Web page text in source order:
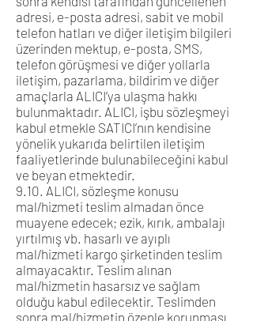
adresi, e-posta adresi, sabit ve mobil
telefon hatları ve diğer iletişim bilgileri
üzerinden mektup, e-posta, SMS,
telefon görüşmesi ve diğer yollarla
iletişim, pazarlama, bildirim ve diğer
amaçlarla ALICI’ya ulaşma hakkı
bulunmaktadır. ALICI, işbu sözleşmeyi
kabul etmekle SATICI’nın kendisine
yönelik yukarıda belirtilen iletişim
faaliyetlerinde bulunabileceğini kabul
ve beyan etmektedir.
9.10. ALICI, sözleşme konusu
mal/hizmeti teslim almadan önce
muayene edecek; ezik, kırık, ambalajı
yırtılmış vb. hasarlı ve ayıplı
mal/hizmeti kargo şirketinden teslim
almayacaktır. Teslim alınan
mal/hizmetin hasarsız ve sağlam
olduğu kabul edilecektir. Teslimden
sonra mal/hizmetin özenle korunması